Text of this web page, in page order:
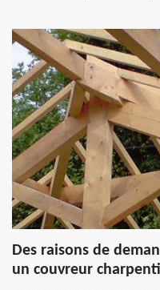
Des raisons de
un couvreur